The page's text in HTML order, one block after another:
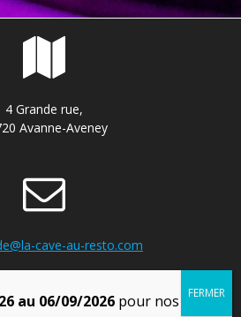
4 Grande rue,
Avanne-Aveney
cave-au-resto.com
au 06/09/2026 pour nos